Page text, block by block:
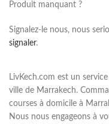
Produit manquant ?
Signalez-le nous, nous
signaler.
LivKech.com est un
ville de Marrakech.
courses à domicile à
Nous nous engageons à